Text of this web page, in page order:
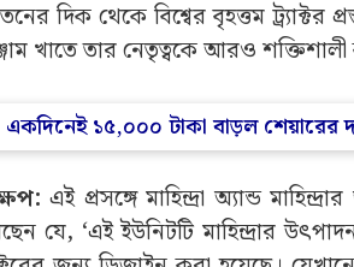
অপরাজিত থেকেই অনূর্ধ্ব-১৯